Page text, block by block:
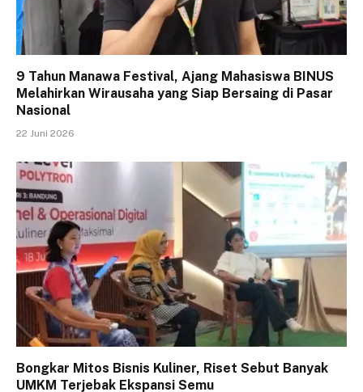
9 Tahun Manawa Festival, Ajang Mahasiswa BINUS
Melahirkan Wirausaha yang Siap Bersaing di Pasar
Nasional
22 Juni 2026
Bongkar Mitos Bisnis Kuliner, Riset Sebut Banyak
UMKM Terjebak Ekspansi Semu